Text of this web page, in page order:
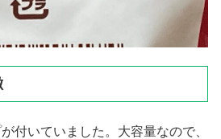
付いていました。大容量なので、